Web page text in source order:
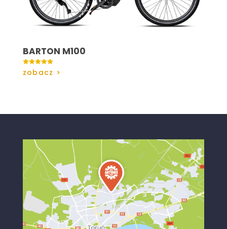
BARTON M100

zobacz >